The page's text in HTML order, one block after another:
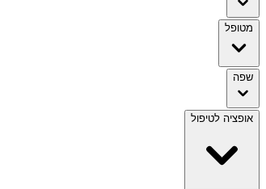
מטופל
שפה
אופציה לטיפול